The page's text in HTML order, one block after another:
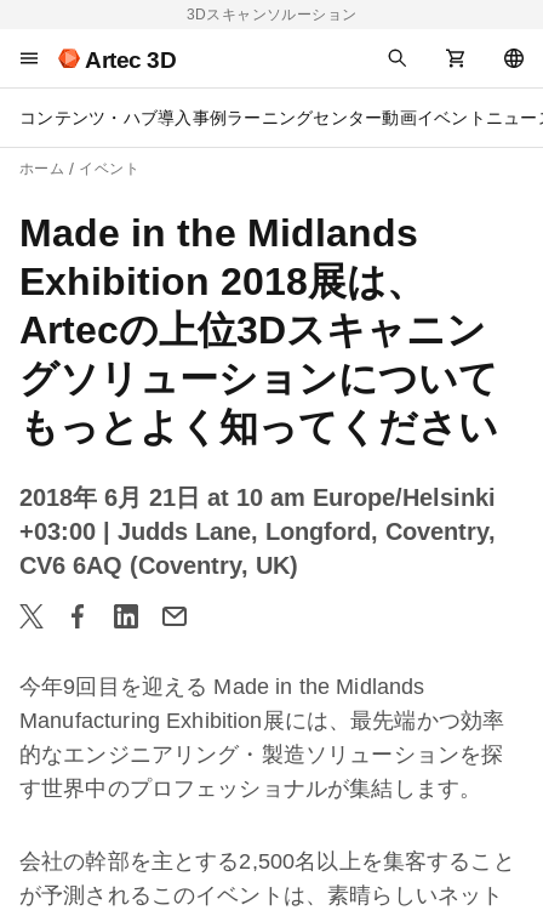
3Dスキャンソルーション
Artec 3D
コンテンツ・ハブ導入事例 ラーニングセンター動画イベント ニュー
ホーム イベント
Made in the Midlands
Exhibition 2018展は、
Artecの上位3Dスキャニン
グソリューションについて
もっとよく知ってください
2018年 6月 21日 at 10 am Europe/Helsinki
+03:00
| Judds Lane, Longford, Coventry,
CV6 6AQ (Coventry, UK)
今年9回目を迎える Made in the Midlands
Manufacturing Exhibition展には、最先端かつ効率
的なエンジニアリング・製造ソリューションを探
す世界中のプロフェッショナルが集結します。
会社の幹部を主とする2,500名以上を集客すること
が予測されるこのイベントは、素晴らしいネット